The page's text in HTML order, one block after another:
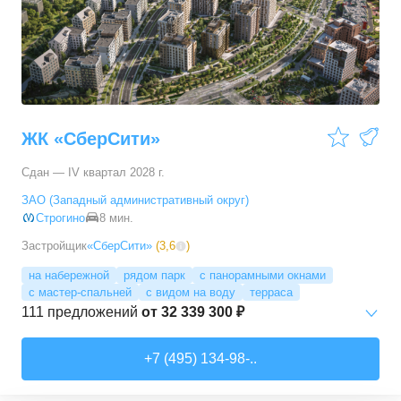
3-комн. кв. от17 498 090 ₽
76,45–81,28м² 11 предложений
4-комн. кв. от24 367 690 ₽
ЖК «СберСити»
Сдан — IV квартал 2028 г.
ЗАО (Западный административный округ)
Строгино
8 мин.
Застройщик«СберСити» (3,6 )
на набережной рядом парк
с панорамными окнами
с мастер-спальней
с видом на воду терраса
111 предложений от 32 339 300 ₽
+7 (495) 134-98-..